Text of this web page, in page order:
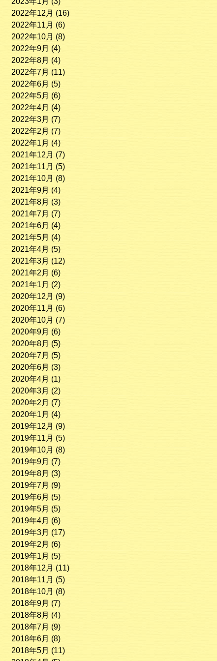
2022年12月 (16)
2022年11月 (6)
2022年10月 (8)
2022年9月 (4)
2022年8月 (4)
2022年7月 (11)
2022年6月 (5)
2022年5月 (6)
2022年4月 (4)
2022年3月 (7)
2022年2月 (7)
2022年1月 (4)
2021年12月 (7)
2021年11月 (5)
2021年10月 (8)
2021年9月 (4)
2021年8月 (3)
2021年7月 (7)
2021年6月 (4)
2021年5月 (4)
2021年4月 (5)
2021年3月 (12)
2021年2月 (6)
2021年1月 (2)
2020年12月 (9)
2020年11月 (6)
2020年10月 (7)
2020年9月 (6)
2020年8月 (5)
2020年7月 (5)
2020年6月 (3)
2020年4月 (1)
2020年3月 (2)
2020年2月 (7)
2020年1月 (4)
2019年12月 (9)
2019年11月 (5)
2019年10月 (8)
2019年9月 (7)
2019年8月 (3)
2019年7月 (9)
2019年6月 (5)
2019年5月 (5)
2019年4月 (6)
2019年3月 (17)
2019年2月 (6)
2019年1月 (5)
2018年12月 (11)
2018年11月 (5)
2018年10月 (8)
2018年9月 (7)
2018年8月 (4)
2018年7月 (9)
2018年6月 (8)
2018年5月 (11)